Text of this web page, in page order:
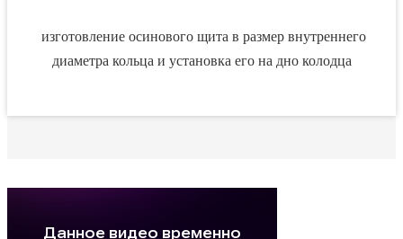
изготовление осинового щита в размер внутреннего
диаметра кольца и установка его на дно колодца